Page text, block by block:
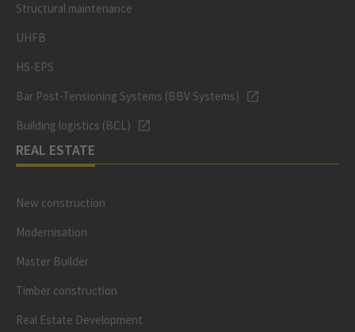
Structural maintenance
UHFB
HS-EPS
Bar Post-Tensioning Systems (BBV Systems)
Building logistics (BCL)
REAL ESTATE
New construction
Modernisation
Master Builder
Timber construction
Real Estate Development